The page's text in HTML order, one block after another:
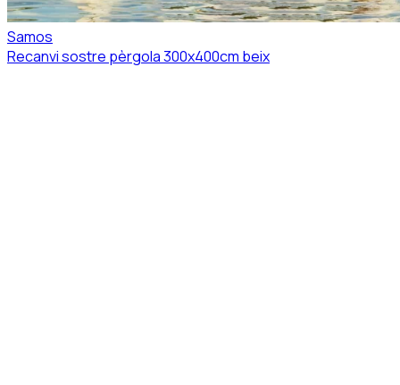
Samos
Recanvi sostre pèrgola 300x400cm beix